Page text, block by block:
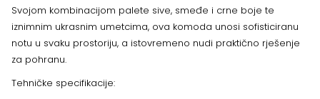
Svojom kombinacijom palete sive, smeđe i crne boje te
iznimnim ukrasnim umetcima, ova komoda unosi sofisticiranu
notu u svaku prostoriju, a istovremeno nudi praktično rješenje
za pohranu.
Tehničke specifikacije: